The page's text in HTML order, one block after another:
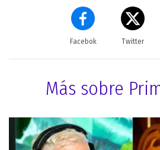
Facebok Twitter
Más sobre